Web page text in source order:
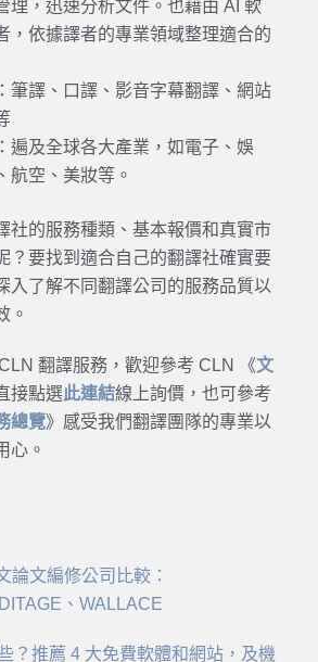
理，迅速分析文件。也藉由 AI 軟
，依據譯者的專業領域整理適合的
筆譯、口譯、影音字幕翻譯、網站
遍及全球各大產業，如電子、娛
航空、美妝等。
社的服務種類、基本報價和真實市
？要找到適合自己的翻譯社確實要
入了解不同翻譯公司的服務品質以
。
翻譯服務，歡迎參考 CLN 《文
接點選此連結線上詢價，也可參考
總覽》感受我們翻譯團隊的專業以
心。
論文編修公司比較：
、WALLACE
？推薦 4 大免費軟體和網站，及機